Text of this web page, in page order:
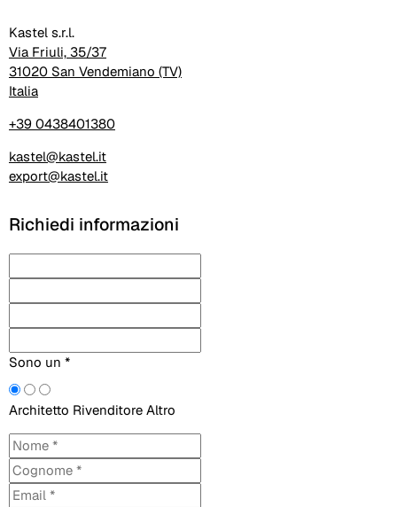
Kastel s.r.l.
Via Friuli, 35/37
31020 San Vendemiano (TV)
Italia
+39 0438401380
kastel@kastel.it
export@kastel.it
Richiedi informazioni
Sono un *
Architetto Rivenditore Altro
Nome *
Cognome *
Email *